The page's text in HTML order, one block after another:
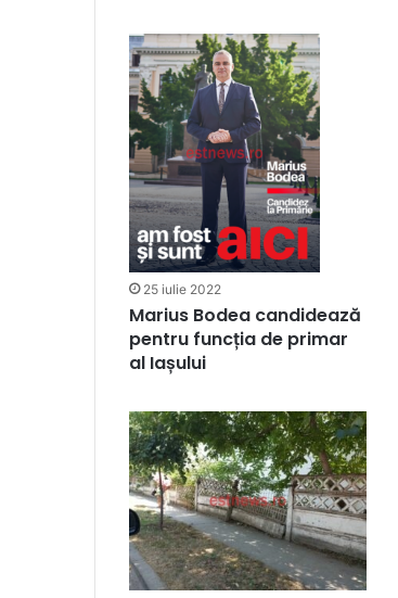
25 iulie 2022
Marius Bodea candidează
pentru funcția de primar
al Iașului